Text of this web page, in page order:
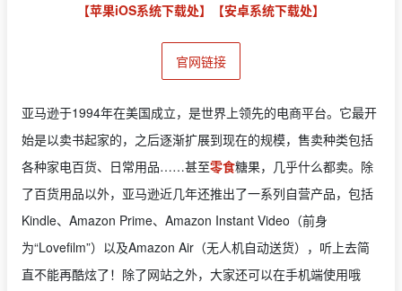
【苹果iOS系统下载处】 【安卓系统下载处】
官网链接
亚马逊于1994年在美国成立，是世界上领先的电商平台。它最开
始是以卖书起家的，之后逐渐扩展到现在的规模，售卖种类包括
各种家电百货、日常用品……甚至零食糖果，几乎什么都卖。除
了百货用品以外，亚马逊近几年还推出了一系列自营产品，包括
Kindle、Amazon Prime、Amazon Instant Video（前身
为“Lovefilm”）以及Amazon Air（无人机自动送货），听上去简
直不能再酷炫了！除了网站之外，大家还可以在手机端使用哦